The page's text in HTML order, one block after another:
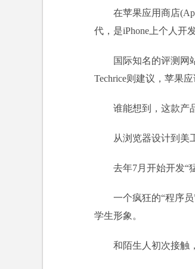
在苹果应用商店
代，是iPhone上个人开
国际知名的评测网
Techrice则建议，苹果
谁能想到，这款产
从浏览器设计到美
去年7月开始开发“
一个疯狂的“程序
学生形象。
和陌生人初次接触